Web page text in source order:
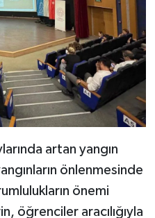
artan yangın
önlenmesinde
önemi
öğrenciler aracılığıyla